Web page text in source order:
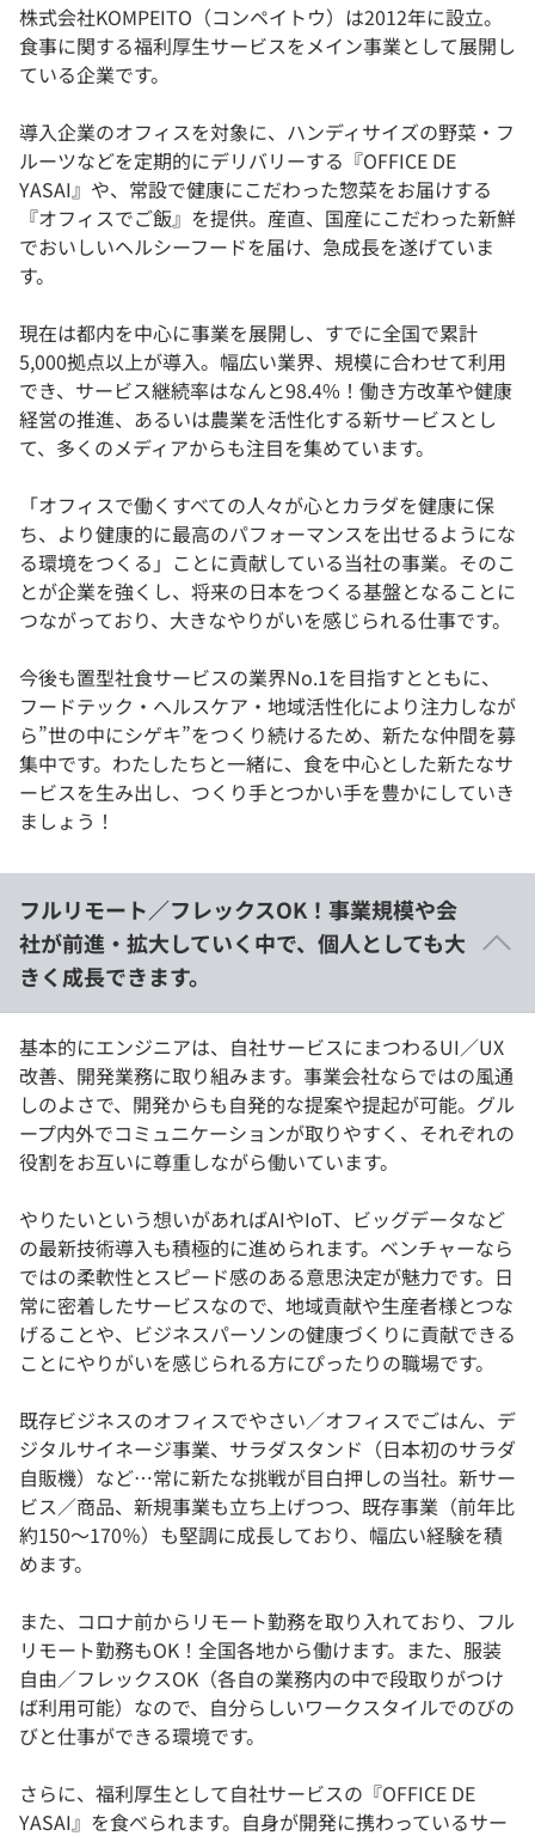
学校向けプラン
契約内容・クーポン
株式会社KOMPEITO（コンペイトウ）は2012年に設立。
食事に関する福利厚生サービスをメイン事業として展開し
ている企業です。
導入企業のオフィスを対象に、ハンディサイズの野菜・フ
ルーツなどを定期的にデリバリーする『OFFICE DE
YASAI』や、常設で健康にこだわった惣菜をお届けする
『オフィスでご飯』を提供。産直、国産にこだわった新鮮
でおいしいヘルシーフードを届け、急成長を遂げていま
す。
現在は都内を中⼼に事業を展開し、すでに全国で累計
5,000拠点以上が導入。幅広い業界、規模に合わせて利用
でき、サービス継続率はなんと98.4%！働き方改⾰や健康
経営の推進、あるいは農業を活性化する新サービスとし
て、多くのメディアからも注目を集めています。
「オフィスで働くすべての人々が心とカラダを健康に保
ち、より健康的に最高のパフォーマンスを出せるようにな
る環境をつくる」ことに貢献している当社の事業。そのこ
とが企業を強くし、将来の日本をつくる基盤となることに
つながっており、大きなやりがいを感じられる仕事です。
今後も置型社食サービスの業界No.1を目指すとともに、
フードテック・ヘルスケア・地域活性化により注力しなが
ら”世の中にシゲキ”をつくり続けるため、新たな仲間を募
集中です。わたしたちと一緒に、食を中心とした新たなサ
ービスを生み出し、つくり手とつかい手を豊かにしていき
ましょう！
フルリモート／フレックスOK！事業規模や会
社が前進・拡大していく中で、個人としても大
きく成長できます。
基本的にエンジニアは、自社サービスにまつわるUI／UX
改善、開発業務に取り組みます。事業会社ならではの風通
しのよさで、開発からも自発的な提案や提起が可能。グル
ープ内外でコミュニケーションが取りやすく、それぞれの
役割をお互いに尊重しながら働いています。
やりたいという想いがあればAIやIoT、ビッグデータなど
の最新技術導入も積極的に進められます。ベンチャーなら
ではの柔軟性とスピード感のある意思決定が魅力です。日
常に密着したサービスなので、地域貢献や生産者様とつな
げることや、ビジネスパーソンの健康づくりに貢献できる
ことにやりがいを感じられる方にぴったりの職場です。
既存ビジネスのオフィスでやさい／オフィスでごはん、デ
ジタルサイネージ事業、サラダスタンド（日本初のサラダ
自販機）など…常に新たな挑戦が目白押しの当社。新サー
ビス／商品、新規事業も立ち上げつつ、既存事業（前年比
約150〜170％）も堅調に成長しており、幅広い経験を積
めます。
また、コロナ前からリモート勤務を取り入れており、フル
リモート勤務もOK！全国各地から働けます。また、服装
自由／フレックスOK（各自の業務内の中で段取りがつけ
ば利用可能）なので、自分らしいワークスタイルでのびの
びと仕事ができる環境です。
さらに、福利厚生として自社サービスの『OFFICE DE
YASAI』を食べられます。自身が開発に携わっているサー